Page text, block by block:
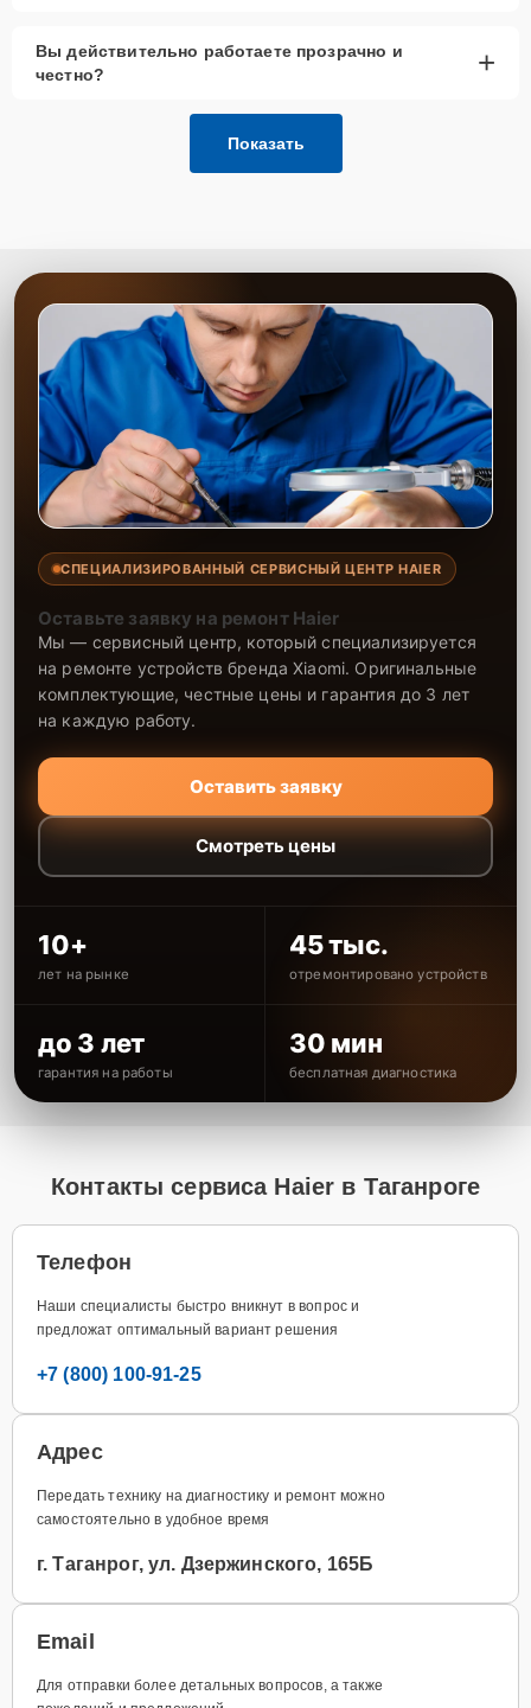
Вы действительно работаете прозрачно и
честно?
+
Показать
СПЕЦИАЛИЗИРОВАННЫЙ СЕРВИСНЫЙ ЦЕНТР HAIER
Оставьте заявку на ремонт Haier
Мы — сервисный центр, который специализируется
на ремонте устройств бренда Xiaomi. Оригинальные
комплектующие, честные цены и гарантия до 3 лет
на каждую работу.
Оставить заявку
Смотреть цены
10+
лет на рынке
45 тыс.
отремонтировано устройств
до 3 лет
гарантия на работы
30 мин
бесплатная диагностика
Контакты сервиса Haier в Таганроге
Телефон
Наши специалисты быстро вникнут в вопрос и
предложат оптимальный вариант решения
+7 (800) 100-91-25
Адрес
Передать технику на диагностику и ремонт можно
самостоятельно в удобное время
г. Таганрог, ул. Дзержинского, 165Б
Email
Для отправки более детальных вопросов, а также